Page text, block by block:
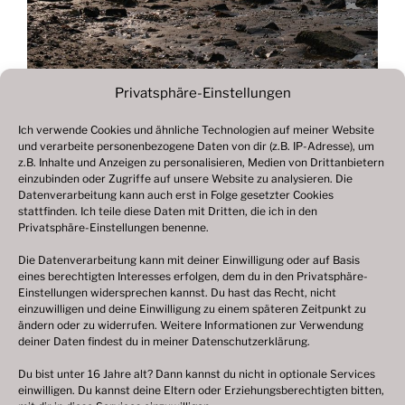
Privatsphäre-Einstellungen
Ich verwende Cookies und ähnliche Technologien auf meiner Website
und verarbeite personenbezogene Daten von dir (z.B. IP-Adresse), um
z.B. Inhalte und Anzeigen zu personalisieren, Medien von Drittanbietern
einzubinden oder Zugriffe auf unsere Website zu analysieren. Die
Datenverarbeitung kann auch erst in Folge gesetzter Cookies
stattfinden. Ich teile diese Daten mit Dritten, die ich in den
Privatsphäre-Einstellungen benenne.
Die Datenverarbeitung kann mit deiner Einwilligung oder auf Basis
eines berechtigten Interesses erfolgen, dem du in den Privatsphäre-
Einstellungen widersprechen kannst. Du hast das Recht, nicht
einzuwilligen und deine Einwilligung zu einem späteren Zeitpunkt zu
ändern oder zu widerrufen. Weitere Informationen zur Verwendung
deiner Daten findest du in meiner Datenschutzerklärung.
Du bist unter 16 Jahre alt? Dann kannst du nicht in optionale Services
einwilligen. Du kannst deine Eltern oder Erziehungsberechtigten bitten,
Beitragsnavigation
Vorheriger
Beitrag
Fotogalerie 2023
© 2003 – 2025 nilsbenthien.de,Datenschutzerklärung
|Cookie-Richtlinie EU|Impressum